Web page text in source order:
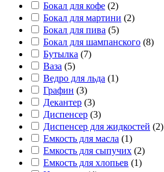
Бокал для кофе (2)
Бокал для мартини (2)
Бокал для пива (5)
Бокал для шампанского (8)
Бутылка (7)
Ваза (5)
Ведро для льда (1)
Графин (3)
Декантер (3)
Диспенсер (3)
Диспенсер для жидкостей (2)
Емкость для масла (1)
Емкость для сыпучих (2)
Емкость для хлопьев (1)